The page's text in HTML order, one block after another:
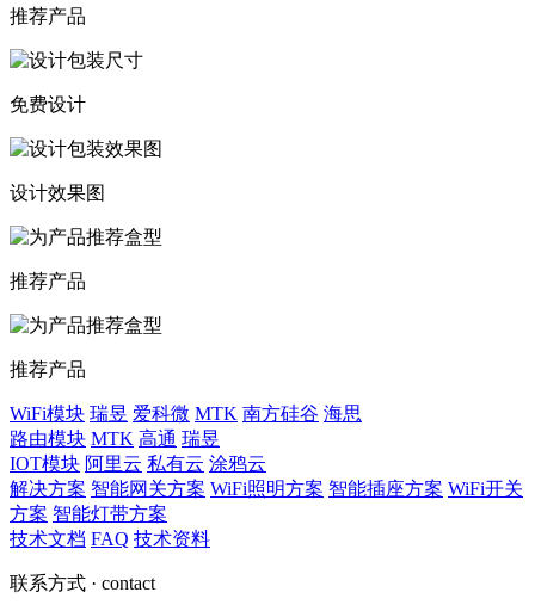
推荐产品
免费设计
设计效果图
推荐产品
推荐产品
WiFi模块 瑞昱 爱科微 MTK 南方硅谷 海思
路由模块 MTK 高通 瑞昱
IOT模块 阿里云 私有云 涂鸦云
解决方案 智能网关方案 WiFi照明方案 智能插座方案 WiFi开关
方案 智能灯带方案
技术文档 FAQ 技术资料
联系方式 · contact